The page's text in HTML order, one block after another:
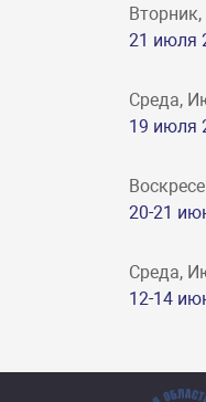
21 июля
Среда,
19 июля
20-21
Среда,
12-14